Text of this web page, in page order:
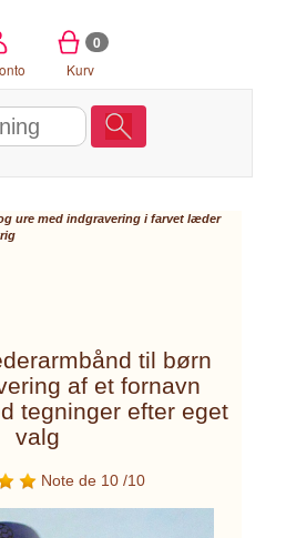
0
Kurv
ure med indgravering i farvet læder
til børn
af et fornavn
tegninger efter eget
valg
Note de 10 /10